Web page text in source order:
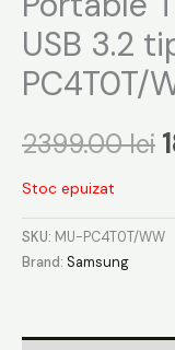
USB 3.2
PC4T0T/
2399.00lei
Stoc epuizat
SKU: MU-PC4T0T/WW
Brand: Samsung